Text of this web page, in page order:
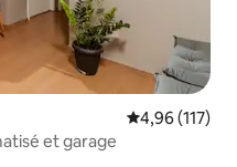
Note
4,96 (117)
Apto Lindo Completo - Air climatisé et garage